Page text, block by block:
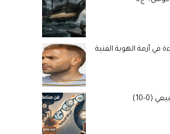
في أزمة الهوية الفنية
(0-10)